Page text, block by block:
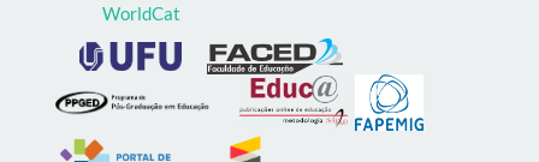
WorldCat